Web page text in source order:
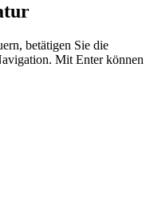
betätigen Sie die
Mit Enter können